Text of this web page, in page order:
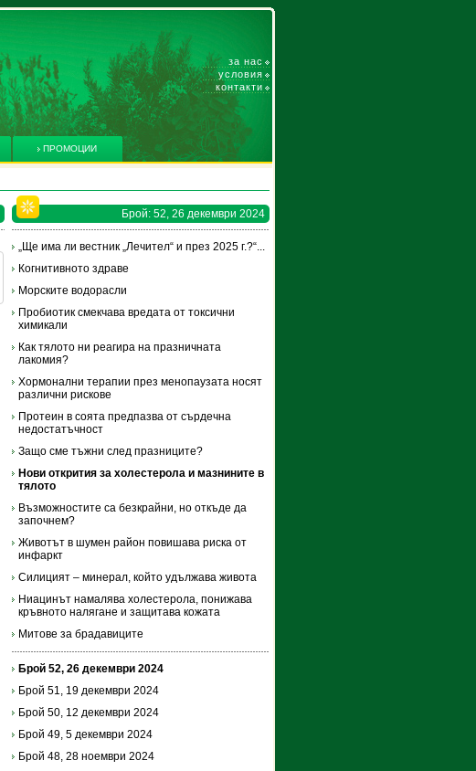
за нас
условия
контакти
ПРОМОЦИИ
Брой: 52, 26 декември 2024
„Ще има ли вестник „Лечител“ и през 2025 г.?“...
Когнитивното здраве
Морските водорасли
Пробиотик смекчава вредата от токсични
химикали
Как тялото ни реагира на празничната
лакомия?
Хормонални терапии през менопаузата носят
различни рискове
Протеин в соята предпазва от сърдечна
недостатъчност
Защо сме тъжни след празниците?
Нови открития за холестерола и мазнините в
тялото
Възможностите са безкрайни, но откъде да
започнем?
Животът в шумен район повишава риска от
инфаркт
Силицият – минерал, който удължава живота
Ниацинът намалява холестерола, понижава
кръвното налягане и защитава кожата
Митове за брадавиците
Брой 52, 26 декември 2024
Брой 51, 19 декември 2024
Брой 50, 12 декември 2024
Брой 49, 5 декември 2024
Брой 48, 28 ноември 2024